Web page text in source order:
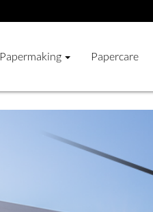
Papermaking Papercare